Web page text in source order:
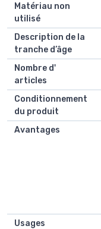
Matériau non
utilisé
Description de la
tranche d’âge
Nombre d'
articles
Conditionnement
du produit
Avantages
Usages